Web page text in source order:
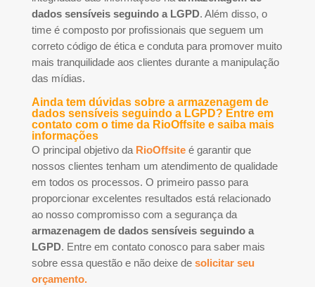
dados sensíveis seguindo a LGPD. Além disso, o
time é composto por profissionais que seguem um
correto código de ética e conduta para promover muito
mais tranquilidade aos clientes durante a manipulação
das mídias.
Ainda tem dúvidas sobre a armazenagem de
dados sensíveis seguindo a LGPD? Entre em
contato com o time da RioOffsite e saiba mais
informações
O principal objetivo da RioOffsiteé garantir que
nossos clientes tenham um atendimento de qualidade
em todos os processos. O primeiro passo para
proporcionar excelentes resultados está relacionado
ao nosso compromisso com a segurança da
armazenagem de dados sensíveis seguindo a
LGPD. Entre em contato conosco para saber mais
sobre essa questão e não deixe de solicitar seu
orçamento.